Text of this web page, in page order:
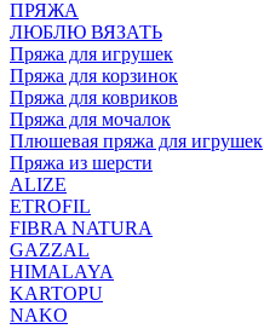
ПРЯЖА
ЛЮБЛЮ ВЯЗАТЬ
Пряжа для игрушек
Пряжа для корзинок
Пряжа для ковриков
Пряжа для мочалок
Плюшевая пряжа для игрушек
Пряжа из шерсти
ALIZE
ETROFIL
FIBRA NATURA
GAZZAL
HIMALAYA
KARTOPU
NAKO